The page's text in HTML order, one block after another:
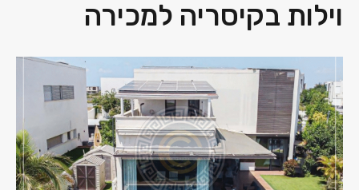
וילות בקיסריה למכירה